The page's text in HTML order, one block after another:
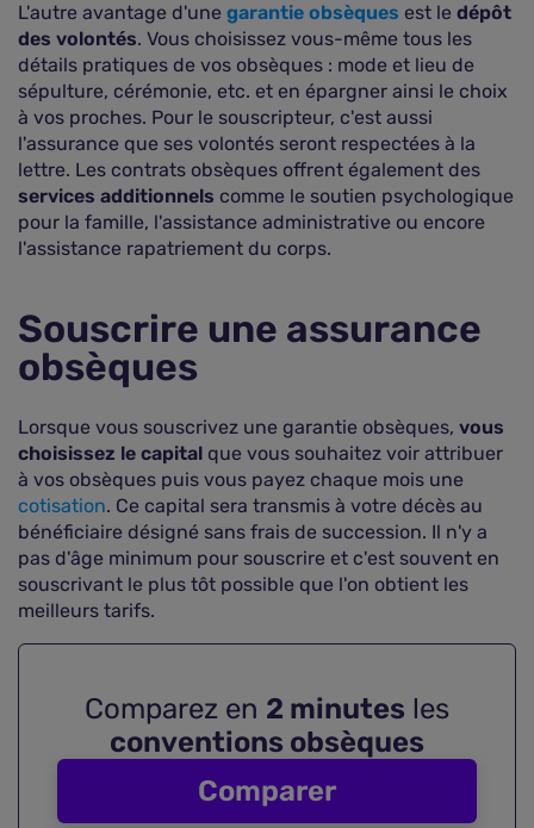
L'autre avantage d'une garantie obsèques est le dépôt
des volontés. Vous choisissez vous-même tous les
détails pratiques de vos obsèques : mode et lieu de
sépulture, cérémonie, etc. et en épargner ainsi le choix
à vos proches. Pour le souscripteur, c'est aussi
l'assurance que ses volontés seront respectées à la
lettre. Les contrats obsèques offrent également des
services additionnels comme le soutien psychologique
pour la famille, l'assistance administrative ou encore
l'assistance rapatriement du corps.
Souscrire une assurance
obsèques
Lorsque vous souscrivez une garantie obsèques, vous
choisissez le capital que vous souhaitez voir attribuer
à vos obsèques puis vous payez chaque mois une
cotisation. Ce capital sera transmis à votre décès au
bénéficiaire désigné sans frais de succession. Il n'y a
pas d'âge minimum pour souscrire et c'est souvent en
souscrivant le plus tôt possible que l'on obtient les
meilleurs tarifs.
Comparez en 2 minutes les
conventions obsèques
Comparer